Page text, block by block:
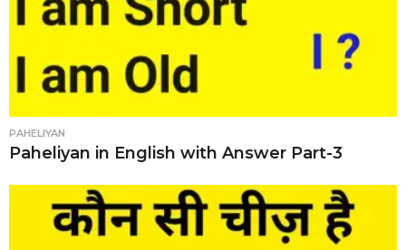
PAHELIYAN
Paheliyan in English with Answer Part-3